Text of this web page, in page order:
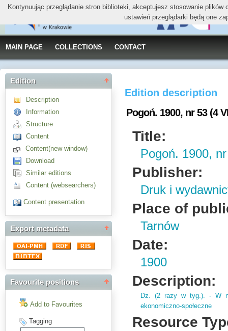
MAIN PAGE COLLECTIONS CONTACT
Edition
Description
Information
Structure
Content
Content(new window)
Download
Similar editions
Content (websearchers)
Content presentation
Export metadata
Favourite positions
Add to Favourites
Tagging
Edition description
Pogoń. 1900, nr 53 (4
Title:
Pogoń. 1900,
Publisher:
Druk i
Place of
Tarnów
Date:
1900
Description:
Dz. (2 razy w tyg.). - W
ekonomiczno-społeczne
Resource
Kontynuując przeglądanie stron biblioteki, akceptujesz stosowanie
ustawień przeglądarki będą one